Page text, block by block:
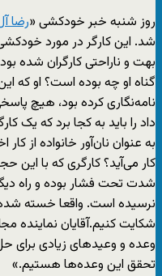
روز شنبه خبر خودکشی «رضا
شد. این کارگر در مورد
بهت و ناراحتی کارگران شده
گناه او چه بوده است؟ او که
نامه‌نگاری کرده بود، هیچ
داد را باید به کجا برد که یک
به عنوان نان‌آور خانواده از
کار می‌آید؟ کارگری که با
شدت تحت فشار بوده و راه
نرسیده است. واقعا خسته
شکایت کنیم.آقایان
وعده و وعیدهای زیادی برای
تحقق این وعده‌ها هستیم.»